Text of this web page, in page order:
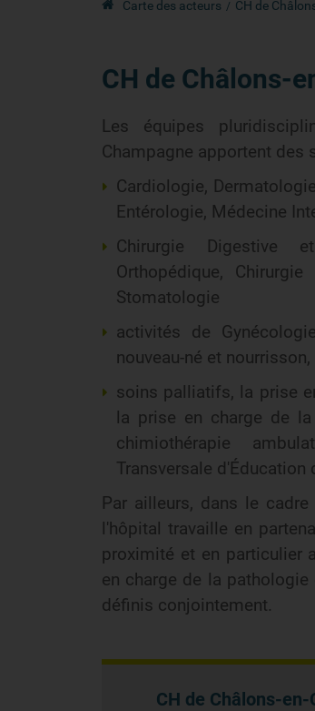
Carte des acteurs CH de
CH de Châlons-
Les équipes
Champagne apportent des
Cardiologie,
Entérologie, Médecine
Chirurgie Digestive
Orthopédique,
Stomatologie
activités de
nouveau-né et
soins palliatifs, la prise
la prise en charge de
chimiothérapie
Transversale d'Éducation
Par ailleurs, dans le
l'hôpital travaille en
proximité et en particulier
en charge de la
définis conjointement.
CH de Châlons-en-